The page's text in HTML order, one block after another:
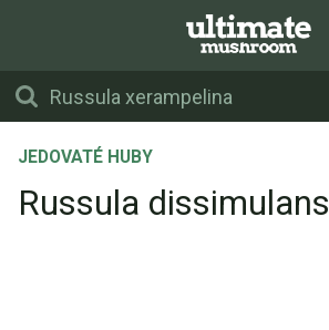
JEDOVATÉ HUBY
Russula dissimulans